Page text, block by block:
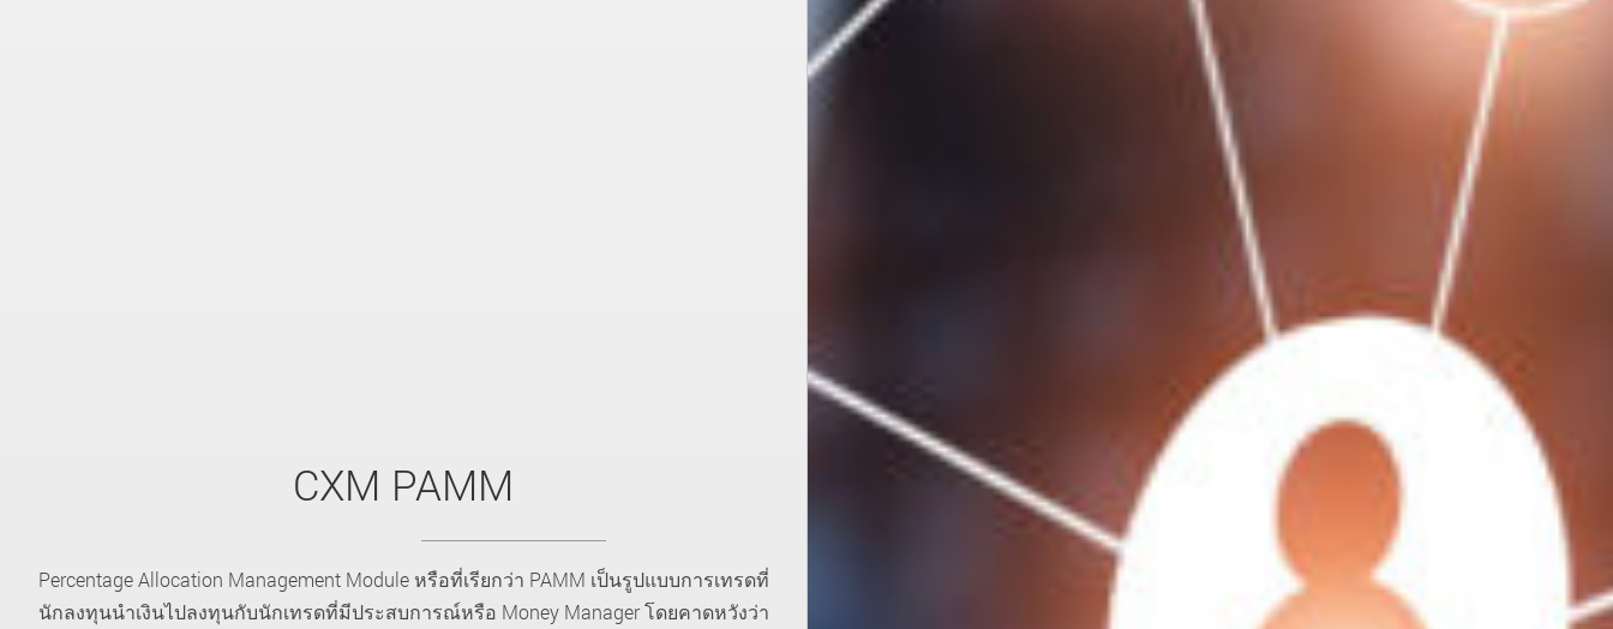
CXM PAMM
Percentage Allocation Management Module หรือที่เรียกว่า PAMM เป็นรูปแบบการเทรดที่
นักลงทุนนำเงินไปลงทุนกับนักเทรดที่มีประสบการณ์หรือ Money Manager โดยคาดหวังว่า